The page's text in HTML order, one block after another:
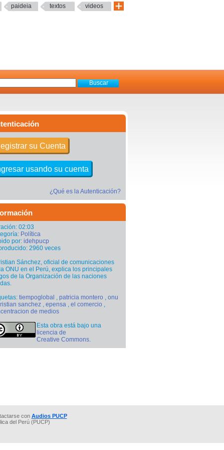
paideia textos videos
su Cuenta
usando su cuenta
¿Qué es la Autenticación?
02:03
Política
por: idehpucp
2960 veces
Sánchez, oficial de comunicaciones
ONU en el Perú, explica los principales
de la Organización de las naciones
tiempoglobal , patricia montero , onu
sanchez , epensa , el comercio ,
de medios
Esta obra está bajo una
licencia de
Creative Commons.
con Audios PUCP
del Perú (PUCP)